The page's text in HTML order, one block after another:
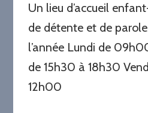
Un lieu d’accueil
de détente et de
l’année Lundi de
de 15h30 à 18h30
12h00